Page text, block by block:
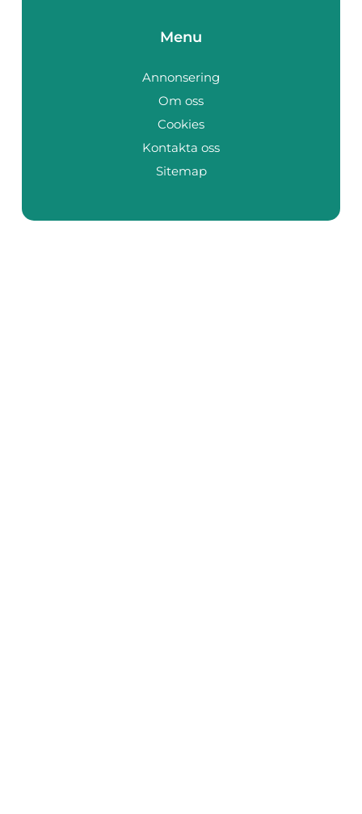
Menu
Annonsering
Om oss
Cookies
Kontakta oss
Sitemap